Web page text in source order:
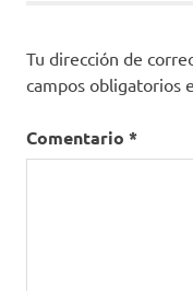
Hidroxicloroquina
Lopinavir
Plasma de
Tu dirección de
campos obligatorios
Comentario *